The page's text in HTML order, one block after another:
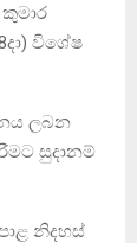
විශේෂ
ලබන
සුදානම්
නිදහස්